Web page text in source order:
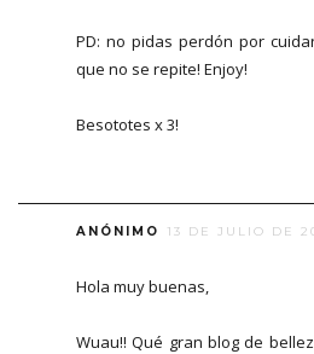
PD: no pidas perdón por
que no se repite! Enjoy!
Besototes x 3!
ANÓNIMO 13 DE JULIO DE
Hola muy buenas,
Wuau!! Qué gran blog de